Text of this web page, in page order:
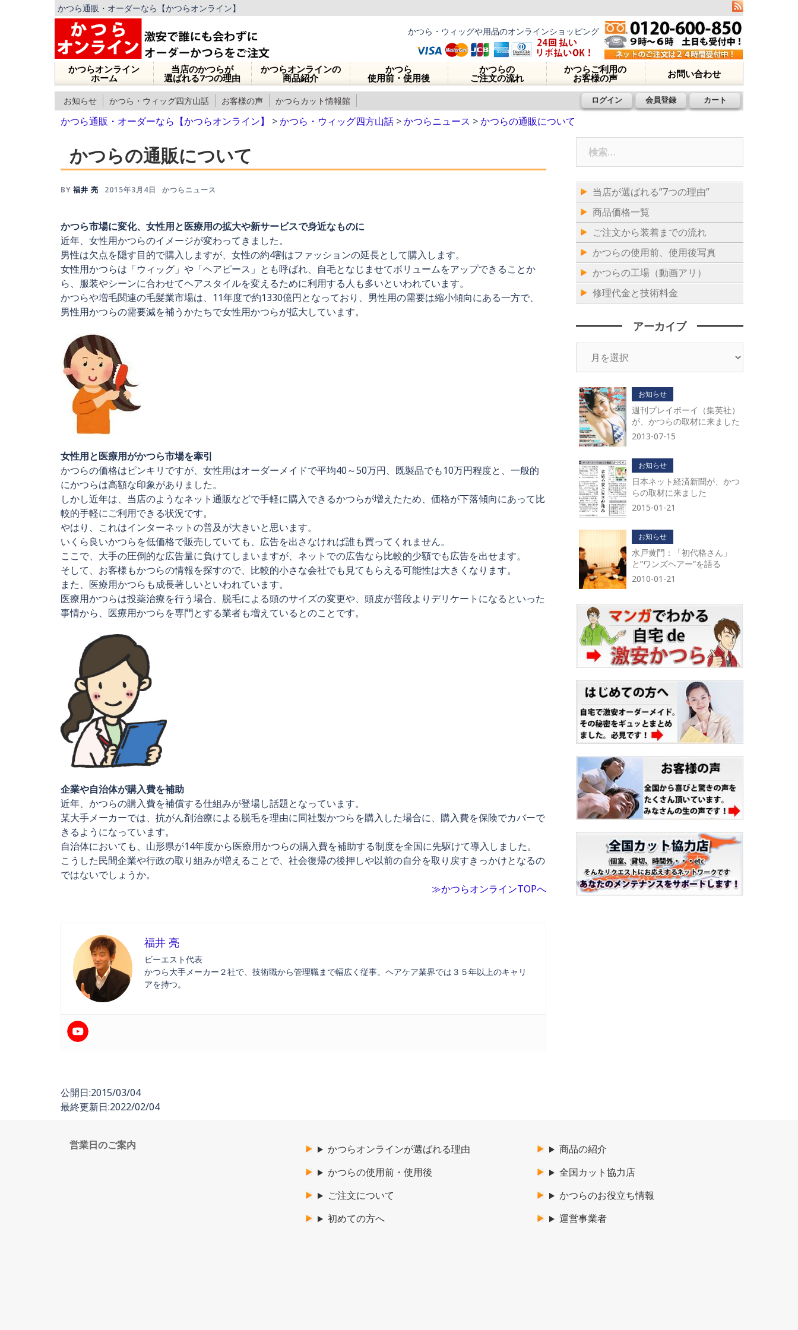
かつら通販・オーダーなら【かつらオンライン】
かつら・ウィッグや用品のオンラインショッピング
かつらオンライン
ホーム
当店のかつらが
選ばれる7つの理由
かつらオンラインの
商品紹介
かつら
使用前・使用後
かつらの
ご注文の流れ
かつらご利用の
お客様の声 お問い合わせ
お知らせ かつら・ウィッグ四方山話 お客様の声 かつらカット情報館 ログイン 会員登録 カート
かつら通販・オーダーなら【かつらオンライン】 >かつら・ウィッグ四方山話 >かつらニュース >かつらの通販について
かつらの通販について
BY 福井 亮 2015年3月4日 かつらニュース
かつら市場に変化、女性用と医療用の拡大や新サービスで身近なものに
近年、女性用かつらのイメージが変わってきました。
男性は欠点を隠す目的で購入しますが、女性の約4割はファッションの延長として購入します。
女性用かつらは「ウィッグ」や「ヘアピース」とも呼ばれ、自毛となじませてボリュームをアップできることか
ら、服装やシーンに合わせてヘアスタイルを変えるために利用する人も多いといわれています。
かつらや増毛関連の毛髪業市場は、11年度で約1330億円となっており、男性用の需要は縮小傾向にある一方で、
男性用かつらの需要減を補うかたちで女性用かつらが拡大しています。
女性用と医療用がかつら市場を牽引
かつらの価格はピンキリですが、女性用はオーダーメイドで平均40～50万円、既製品でも10万円程度と、一般的
にかつらは高額な印象がありました。
しかし近年は、当店のようなネット通販などで手軽に購入できるかつらが増えたため、価格が下落傾向にあって比
較的手軽にご利用できる状況です。
やはり、これはインターネットの普及が大きいと思います。
いくら良いかつらを低価格で販売していても、広告を出さなければ誰も買ってくれません。
ここで、大手の圧倒的な広告量に負けてしまいますが、ネットでの広告なら比較的少額でも広告を出せます。
そして、お客様もかつらの情報を探すので、比較的小さな会社でも見てもらえる可能性は大きくなります。
また、医療用かつらも成長著しいといわれています。
医療用かつらは投薬治療を行う場合、脱毛による頭のサイズの変更や、頭皮が普段よりデリケートになるといった
事情から、医療用かつらを専門とする業者も増えているとのことです。
企業や自治体が購入費を補助
近年、かつらの購入費を補償する仕組みが登場し話題となっています。
某大手メーカーでは、抗がん剤治療による脱毛を理由に同社製かつらを購入した場合に、購入費を保険でカバーで
きるようになっています。
自治体においても、山形県が14年度から医療用かつらの購入費を補助する制度を全国に先駆けて導入しました。
こうした民間企業や行政の取り組みが増えることで、社会復帰の後押しや以前の自分を取り戻すきっかけとなるの
ではないでしょうか。
≫かつらオンラインTOPへ
福井 亮
ビーエスト代表
かつら大手メーカー２社で、技術職から管理職まで幅広く従事。ヘアケア業界では３５年以上のキャリ
アを持つ。
公開日:2015/03/04
最終更新日:2022/02/04
当店が選ばれる”7つの理由”
商品価格一覧
ご注文から装着までの流れ
かつらの使用前、使用後写真
かつらの工場（動画アリ）
修理代金と技術料金
アーカイブ
イ
ブ
お知らせ
週刊プレイボーイ（集英社）
が、かつらの取材に来ました
2013-07-15
お知らせ
日本ネット経済新聞が、かつ
らの取材に来ました
2015-01-21
お知らせ
水戸黄門：「初代格さん」
と”ワンズヘアー”を語る
2010-01-21
営業日のご案内
かつらオンラインが選ばれる理由
かつらの使用前・使用後
ご注文について
初めての方へ
商品の紹介
全国カット協力店
かつらのお役立ち情報
運営事業者